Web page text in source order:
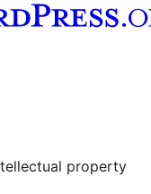
property